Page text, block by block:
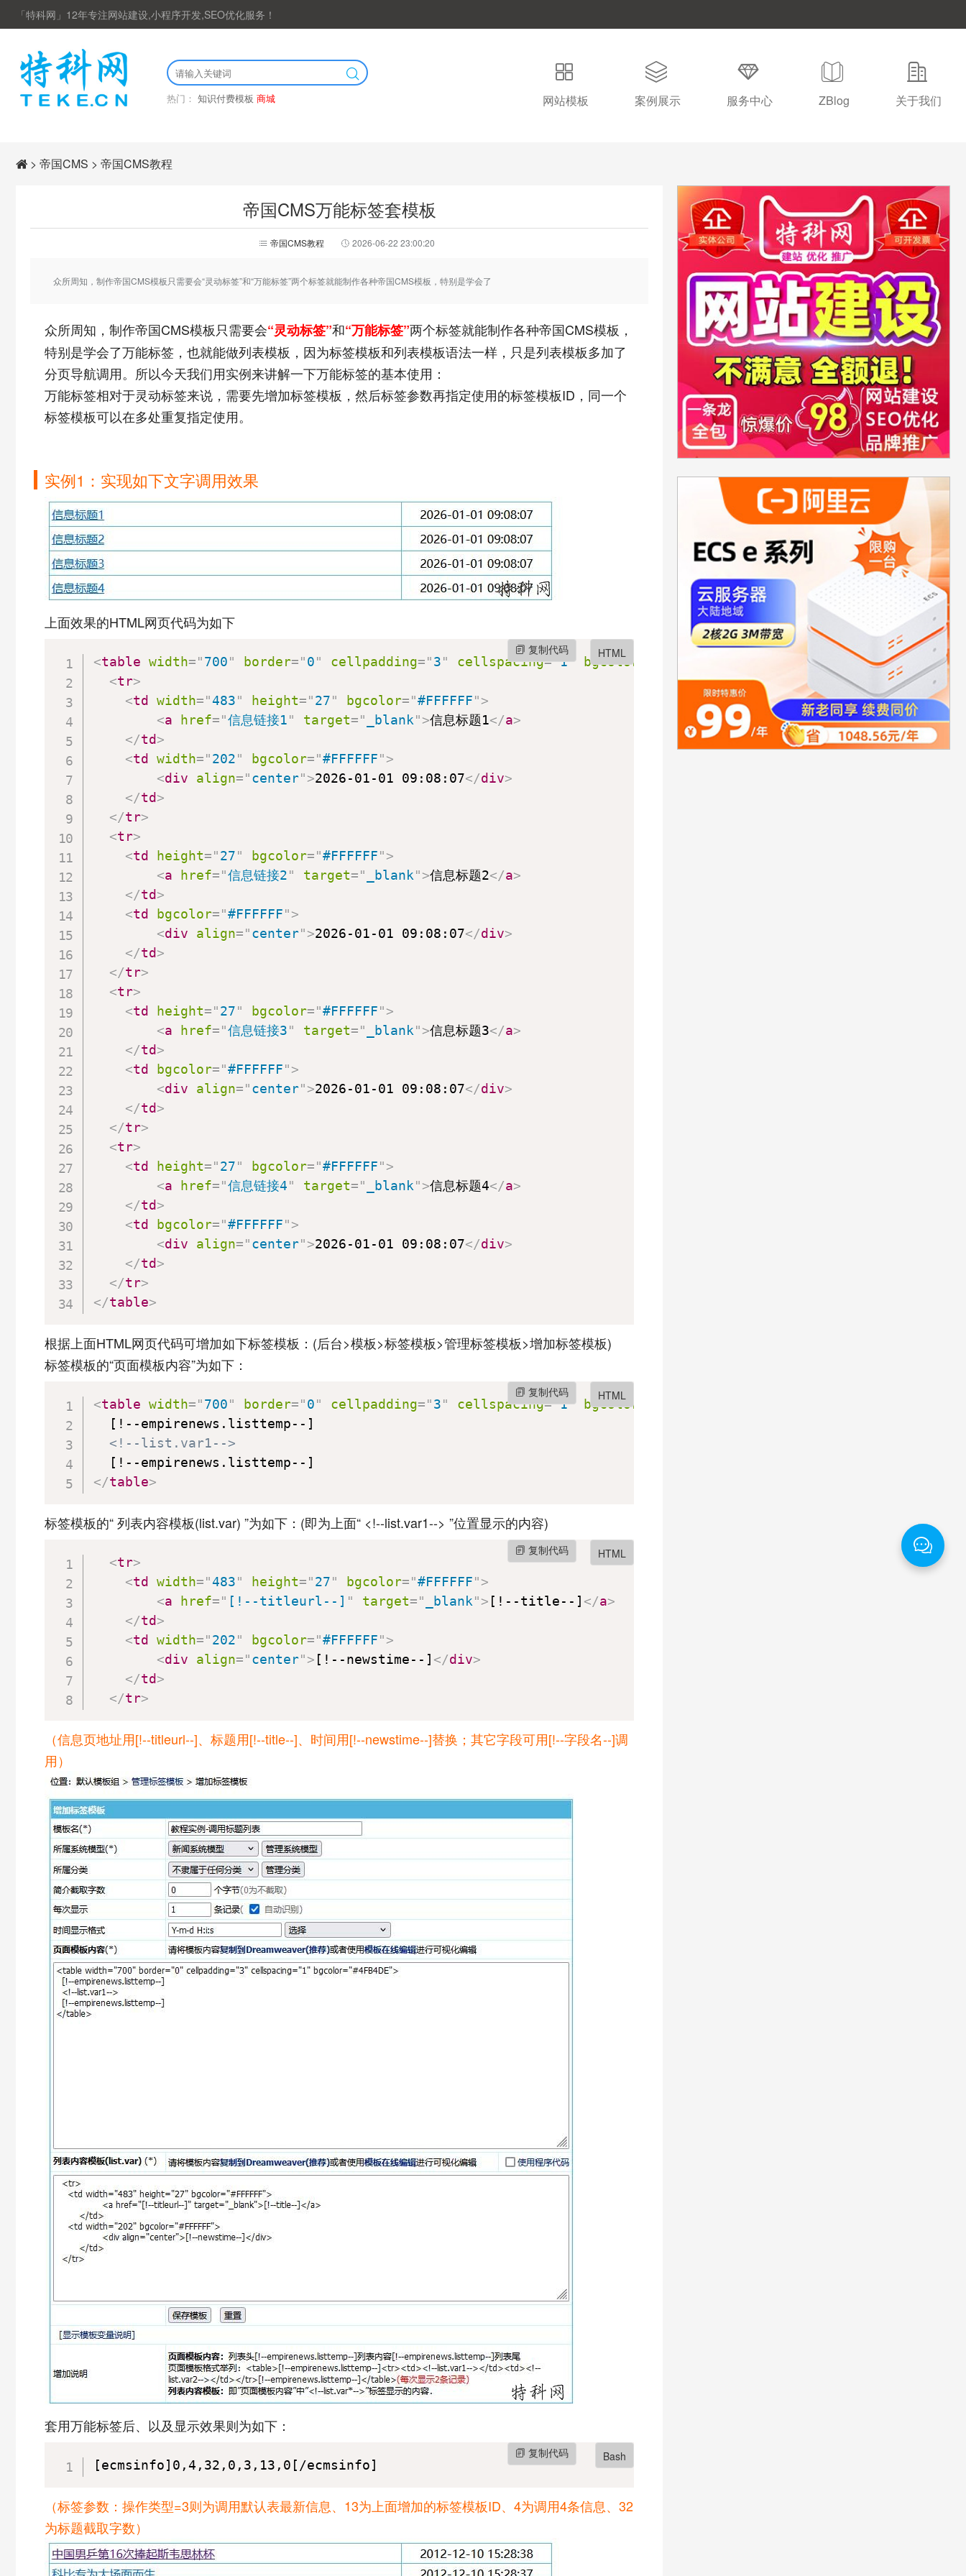
「特科网」12年专注网站建设,小程序开发,SEO优化服务！
热门： 知识付费模板 商城 网站模板 案例展示 服务中心 ZBlog 关于我们
> 帝国CMS > 帝国CMS教程
帝国CMS万能标签套模板
帝国CMS教程 2026-06-22 23:00:20
众所周知，制作帝国CMS模板只需要会“灵动标签”和“万能标签”两个标签就能制作各种帝国CMS模板，特别是学会了
众所周知，制作帝国CMS模板只需要会“灵动标签”和“万能标签”两个标签就能制作各种帝国CMS模板，
特别是学会了万能标签，也就能做列表模板，因为标签模板和列表模板语法一样，只是列表模板多加了
分页导航调用。所以今天我们用实例来讲解一下万能标签的基本使用：
万能标签相对于灵动标签来说，需要先增加标签模板，然后标签参数再指定使用的标签模板ID，同一个
标签模板可以在多处重复指定使用。
实例1：实现如下文字调用效果
上面效果的HTML网页代码为如下
复制代码
<table width="700" border="0" cellpadding="3" cellspacing="1" bgcolor
<tr>
<td width="483" height="27" bgcolor="#FFFFFF">
<a href="信息链接1" target=" _blank">信息标题1</a>
</td>
<td width="202" bgcolor="#FFFFFF">
<div align="center">2026-01-01 09:08:07</div>
</td>
</tr>
<tr>
<td height="27" bgcolor="#FFFFFF">
<a href="信息链接2" target=" _blank">信息标题2</a>
</td>
<td bgcolor="#FFFFFF">
<div align="center">2026-01-01 09:08:07</div>
</td>
</tr>
<tr>
<td height="27" bgcolor="#FFFFFF">
<a href="信息链接3" target=" _blank">信息标题3</a>
</td>
<td bgcolor="#FFFFFF">
<div align="center">2026-01-01 09:08:07</div>
</td>
</tr>
<tr>
<td height="27" bgcolor="#FFFFFF">
<a href="信息链接4" target=" _blank">信息标题4</a>
</td>
<td bgcolor="#FFFFFF">
<div align="center">2026-01-01 09:08:07</div>
</td>
</tr>
</table>
HTML
根据上面HTML网页代码可增加如下标签模板：(后台>模板>标签模板>管理标签模板>增加标签模板)
标签模板的“页面模板内容”为如下：
复制代码
<table width="700" border="0" cellpadding="3" cellspacing="1" bgcolor
  [!--empirenews.listtemp--]
<!--list.var1-->
</table>
HTML
标签模板的“ 列表内容模板(list.var) ”为如下：(即为上面“ <!--list.var1--> ”位置显示的内容)
复制代码
<tr>
<td width="483" height="27" bgcolor="#FFFFFF">
<a href=" [!--titleurl--] " target=" _blank"> [!--title--] </a>
</td>
<td width="202" bgcolor="#FFFFFF">
<div align="center"> [!--newstime--] </div>
</td>
</tr>
HTML
（信息页地址用[!--titleurl--]、标题用[!--title--]、时间用[!--newstime--]替换；其它字段可用[!--字段名--]调
用）
套用万能标签后、以及显示效果则为如下：
复制代码
[ecmsinfo]0,4,32,0,3,13,0[/ecmsinfo]
Bash
（标签参数：操作类型=3则为调用默认表最新信息、13为上面增加的标签模板ID、4为调用4条信息、32
为标题截取字数）